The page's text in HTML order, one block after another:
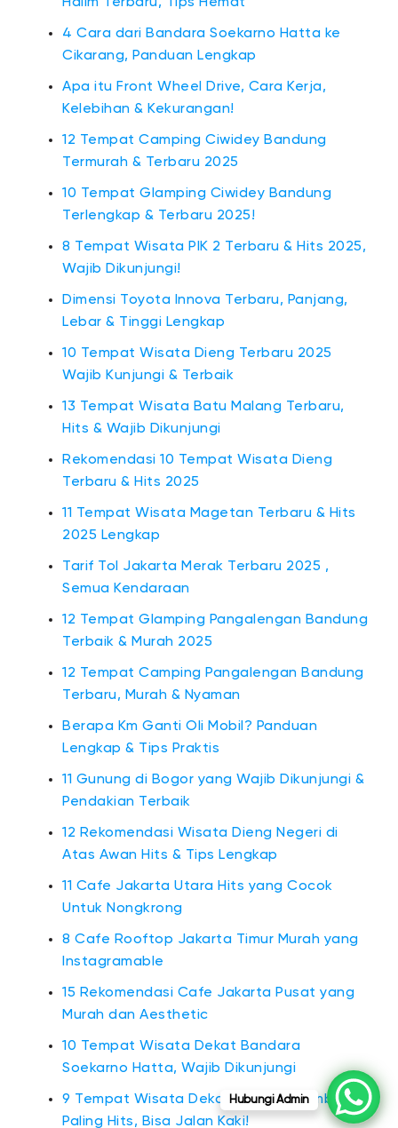
Halim Terbaru, Tips Hemat
4 Cara dari Bandara Soekarno Hatta ke
Cikarang, Panduan Lengkap
Apa itu Front Wheel Drive, Cara Kerja,
Kelebihan & Kekurangan!
12 Tempat Camping Ciwidey Bandung
Termurah & Terbaru 2025
10 Tempat Glamping Ciwidey Bandung​
Terlengkap & Terbaru 2025!
8 Tempat Wisata PIK 2 Terbaru & Hits 2025,
Wajib Dikunjungi!
Dimensi Toyota Innova Terbaru, Panjang,
Lebar & Tinggi Lengkap
10 Tempat Wisata Dieng Terbaru 2025
Wajib Kunjungi & Terbaik
13 Tempat Wisata Batu Malang Terbaru,
Hits & Wajib Dikunjungi
Rekomendasi 10 Tempat Wisata Dieng
Terbaru & Hits 2025
11 Tempat Wisata Magetan Terbaru & Hits
2025 Lengkap
Tarif Tol Jakarta Merak Terbaru 2025 ,
Semua Kendaraan
12 Tempat Glamping Pangalengan Bandung
Terbaik & Murah 2025
12 Tempat Camping Pangalengan Bandung
Terbaru, Murah & Nyaman
Berapa Km Ganti Oli Mobil? Panduan
Lengkap & Tips Praktis
11 Gunung di Bogor yang Wajib Dikunjungi &
Pendakian Terbaik
12 Rekomendasi Wisata Dieng Negeri di
Atas Awan Hits & Tips Lengkap
11 Cafe Jakarta Utara Hits yang Cocok
Untuk Nongkrong
8 Cafe Rooftop Jakarta Timur Murah yang
Instagramable
15 Rekomendasi Cafe Jakarta Pusat yang
Murah dan Aesthetic
10 Tempat Wisata Dekat Bandara
Soekarno Hatta, Wajib Dikunjungi
9 Tempat Wisata Dekat Stasiun Gambir
Paling Hits, Bisa Jalan Kaki!
Hubungi Admin